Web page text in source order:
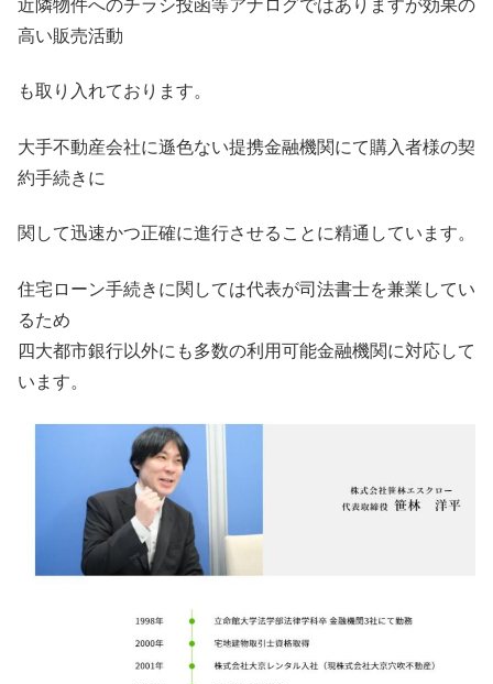
近隣物件へのチラシ投函等アナログではありますが効果の
高い販売活動
も取り入れております。
大手不動産会社に遜色ない提携金融機関にて購入者様の契
約手続きに
関して迅速かつ正確に進行させることに精通しています。
住宅ローン手続きに関しては代表が司法書士を兼業してい
るため
四大都市銀行以外にも多数の利用可能金融機関に対応して
います。